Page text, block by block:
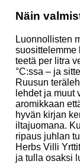
Näin
Luonnollisten
suosittelemme
teetä per litra
°C:ssa – ja
Ruusun
lehdet ja muut
aromikkaan
hyvän kirjan
iltajuomana.
ripaus juhlan
Herbs Villi
ja tulla osaksi